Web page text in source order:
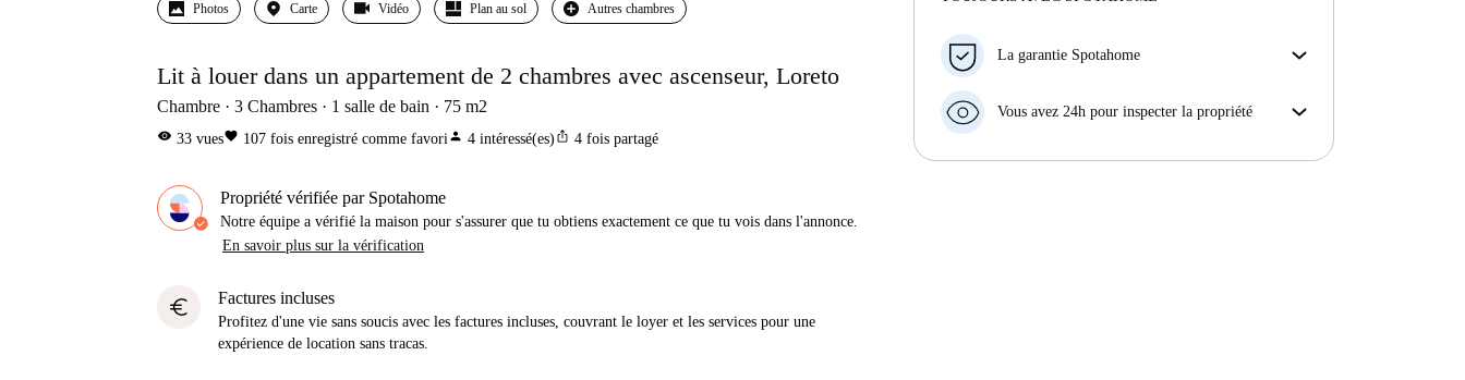
Photos Carte Vidéo Plan au sol Autres chambres
Lit à louer dans un appartement de 2 chambres avec ascenseur, Loreto
Chambre 3 Chambres 1 salle de bain 75 m2
visibility 33 vuesfavorite 107 fois enregistré comme favoriperson 4 intéressé(es) ios_share 4 fois partagé
Propriété vérifiée par Spotahome
Notre équipe a vérifié la maison pour s'assurer que tu obtiens exactement ce que tu vois dans l'annonce.
En savoir plus sur la vérification
euro Factures incluses
Profitez d'une vie sans soucis avec les factures incluses, couvrant le loyer et les services pour une
expérience de location sans tracas.
La garantie Spotahome
préavis, nous allons soit (A) vous payer une chambre
soit (B) vous rembourser en totalité.
Vous avez 24h pour inspecter la propriété